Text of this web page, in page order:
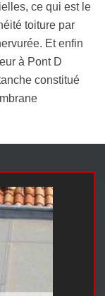
ce qui est le
toiture par
Et enfin
à Pont D
constitué